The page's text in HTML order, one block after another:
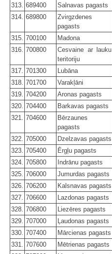
313. 689400 Salnavas pagasts
314. 689800
Zvirgzdenes
pagasts
315. 700100 Madona
316. 700800
Cesvaine ar lauku
teritoriju
317. 701300 Lubāna
318. 701700 Varakļāni
319. 704200 Aronas pagasts
320. 704400 Barkavas pagasts
321.
704600
Bērzaunes
pagasts
322. 705000 Dzelzavas pagasts
323. 705400 Ērgļu pagasts
324. 705800 Indrānu pagasts
325. 706000 Jumurdas pagasts
326. 706200 Kalsnavas pagasts
327. 706600 Lazdonas pagasts
328. 706800 Liezēres pagasts
329. 707000 Ļaudonas pagasts
330. 707400 Mārcienas pagasts
331.
707600 Mētrienas pagasts